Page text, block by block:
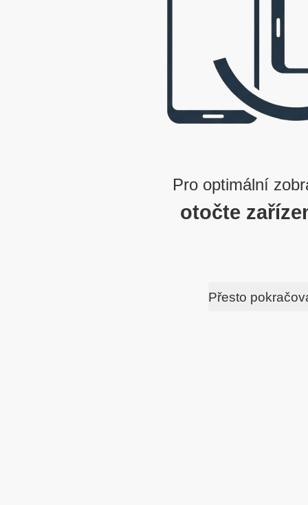
webová prezentace © 2009 - 2026 George,
Pro optimální
otočte
Přesto